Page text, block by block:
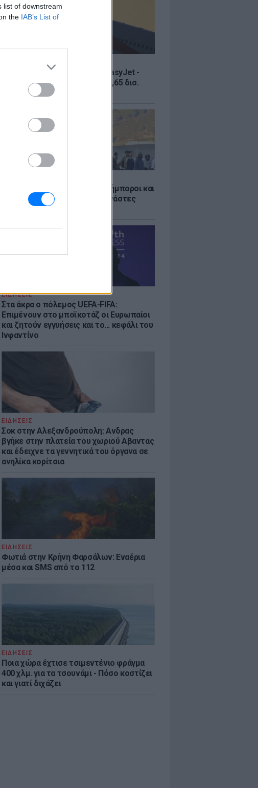
list of downstream
the IAB’s List of
Συμφωνία εξαγοράς για την EasyJet -
Στην αμερικανική Appolo για 6,65 δισ.
Θέουτα: «Οι κάτοικοι είναι ανήμποροι και
γεμάτοι αγωνία» - 5.000 μετανάστες
παραμένουν στην περιοχή
ΕΙΔΗΣΕΙΣ
Στα άκρα ο πόλεμος UEFA-FIFA:
Επιμένουν στο μποϊκοτάζ οι Ευρωπαίοι
και ζητούν εγγυήσεις και το... κεφάλι του
Ινφαντίνο
ΕΙΔΗΣΕΙΣ
Σοκ στην Αλεξανδρούπολη: Ανδρας
βγήκε στην πλατεία του χωριού Αβαντας
και έδειχνε τα γεννητικά του όργανα σε
ανηλίκα κορίτσια
ΕΙΔΗΣΕΙΣ
Φωτιά στην Κρήνη Φαρσάλων: Εναέρια
μέσα και SMS από το 112
ΕΙΔΗΣΕΙΣ
Ποια χώρα έχτισε τσιμεντένιο φράγμα
400 χλμ. για τα τσουνάμι - Πόσο κοστίζει
και γιατί διχάζει